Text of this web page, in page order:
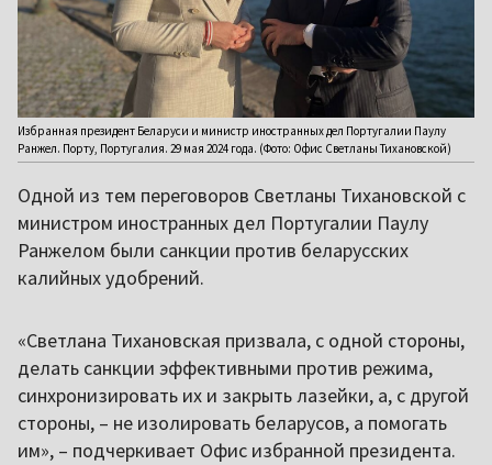
Избранная президент Беларуси и министр иностранных дел Португалии Паулу
Ранжел. Порту, Португалия. 29 мая 2024 года. (Фото: Офис Светланы Тихановской)
Одной из тем переговоров Светланы Тихановской с
министром иностранных дел Португалии Паулу
Ранжелом были санкции против беларусских
калийных удобрений.
«Светлана Тихановская призвала, с одной стороны,
делать санкции эффективными против режима,
синхронизировать их и закрыть лазейки, а, с другой
стороны, – не изолировать беларусов, а помогать
им», – подчеркивает Офис избранной президента.